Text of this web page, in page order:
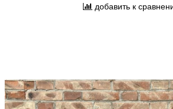
добавить к